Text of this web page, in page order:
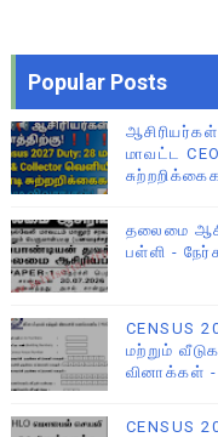
Popular Posts
மாவட்ட
தலைமை
பள்ளி -
CENSUS
மற்றும்
வினாக்கள் -
CENSUS